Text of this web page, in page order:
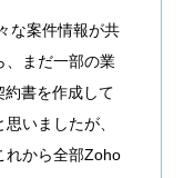
な案件情報が共
、まだ一部の業
書を作成して
いましたが、
れから全部Zoho